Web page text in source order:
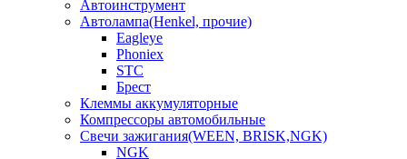
Автоинструмент
Автолампа(Henkel, прочие)
Eagleye
Phoniex
STC
Брест
Клеммы аккумуляторные
Компрессоры автомобильные
Свечи зажигания(WEEN, BRISK,NGK)
NGK